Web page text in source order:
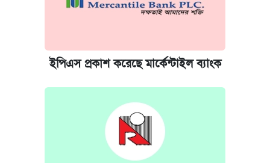
ইপিএস প্রকাশ করেছে মার্কেন্টাইল ব্যাংক